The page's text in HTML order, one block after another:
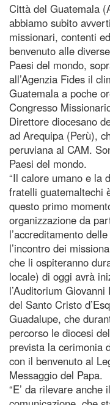
Città del Guatemala
abbiamo subito
missionari, contenti
benvenuto alle
Paesi del mondo,
all’Agenzia Fides il
Guatemala a poche
Congresso
Direttore diocesano
ad Arequipa (Perù),
peruviana al CAM.
Paesi del mondo.
“Il calore umano e la
fratelli guatemaltechi
questo primo
organizzazione da
l’accreditamento
l’incontro dei
che li ospiteranno
locale) di oggi avrà
l’Auditorium
del Santo Cristo
Guadalupe, che
percorso le diocesi
prevista la cerimonia
con il benvenuto al
Messaggio del Papa.
“E’ da rilevare